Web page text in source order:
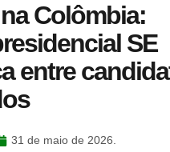
Colômbia:
SE
entre
31 de maio de 2026.